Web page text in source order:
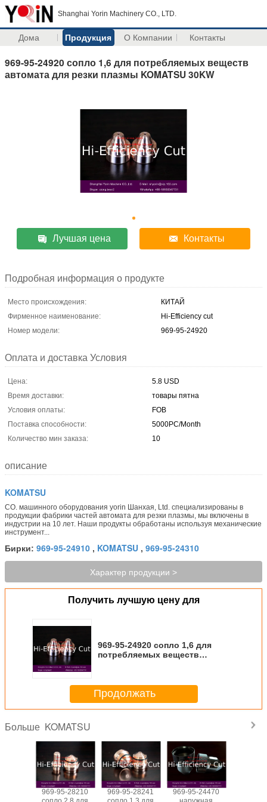
Shanghai Yorin Machinery CO., LTD.
Дома Продукция О Компании Контакты
969-95-24920 сопло 1,6 для потребляемых веществ
автомата для резки плазмы KOMATSU 30KW
Лучшая цена Контакты
Подробная информация о продукте
Место происхождения:
КИТАЙ
Фирменное наименование:
Hi-Efficiency cut
Номер модели:
969-95-24920
Оплата и доставка Условия
Цена:
5.8 USD
Время доставки:
товары пятна
Условия оплаты:
FOB
Поставка способности:
5000PC/Month
Количество мин заказа:
10
описание
KOMATSU
CO. машинного оборудования yorin Шанхая, Ltd. специализированы в
продукции фабрики частей автомата для резки плазмы, мы включены в
индустрии на 10 лет. Наши продукты обработаны используя механические
инструмент...
Бирки: 969-95-24910 , KOMATSU , 969-95-24310
Характер продукции >
Получить лучшую цену для
969-95-24920 сопло 1,6 для
потребляемых веществ
Продолжать
Больше KOMATSU
969-95-28210
969-95-28241
969-95-24470